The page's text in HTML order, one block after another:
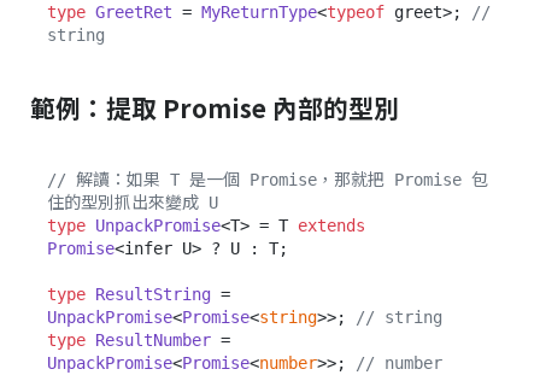
type GreetRet = MyReturnType<typeof greet>;
//
string
範例：提取 Promise 內部的型別
// 解讀：如果 T 是一個 Promise，那就把 Promise 包
住的型別抓出來變成 U
type UnpackPromise<T> = T extends
Promise<infer U> ? U : T;
type ResultString
UnpackPromise<Promise<string>>; // string
type ResultNumber
UnpackPromise<Promise<number>>; // number